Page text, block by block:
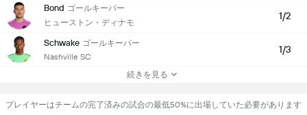
Bond ゴールキーパー
ヒューストン・ディナモ
1/2
Schwake ゴールキーパー
Nashville SC
1/3
続きを見る
プレイヤーはチームの完了済みの試合の最低50%に出場していた必要があります